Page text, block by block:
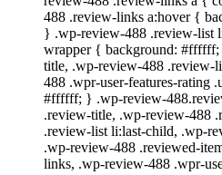
488 .review-links a:hover {
} .wp-review-488 .review-list
wrapper { background:
title, .wp-review-488 .review-
488 .wpr-user-features-rating
#ffffff; } .wp-review-
.review-title, .wp-review-488
.review-list li:last-child, .wp-
.wp-review-488 .reviewed-
links, .wp-review-488 .wpr-